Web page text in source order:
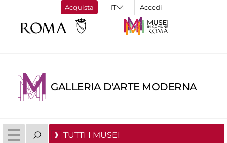
Acquista Accedi
GALLERIA D'ARTE MODERNA
TUTTI I MUSEI